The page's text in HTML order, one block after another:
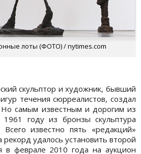
лоты (ФОТО) / nytimes.com
скульптор и художник, бывший
течения сюрреалистов, создал
самым известным и дорогим из
году из бронзы скульптура
Всего известно пять «редакций»
рекорд удалось установить второй
в феврале 2010 года на аукцион